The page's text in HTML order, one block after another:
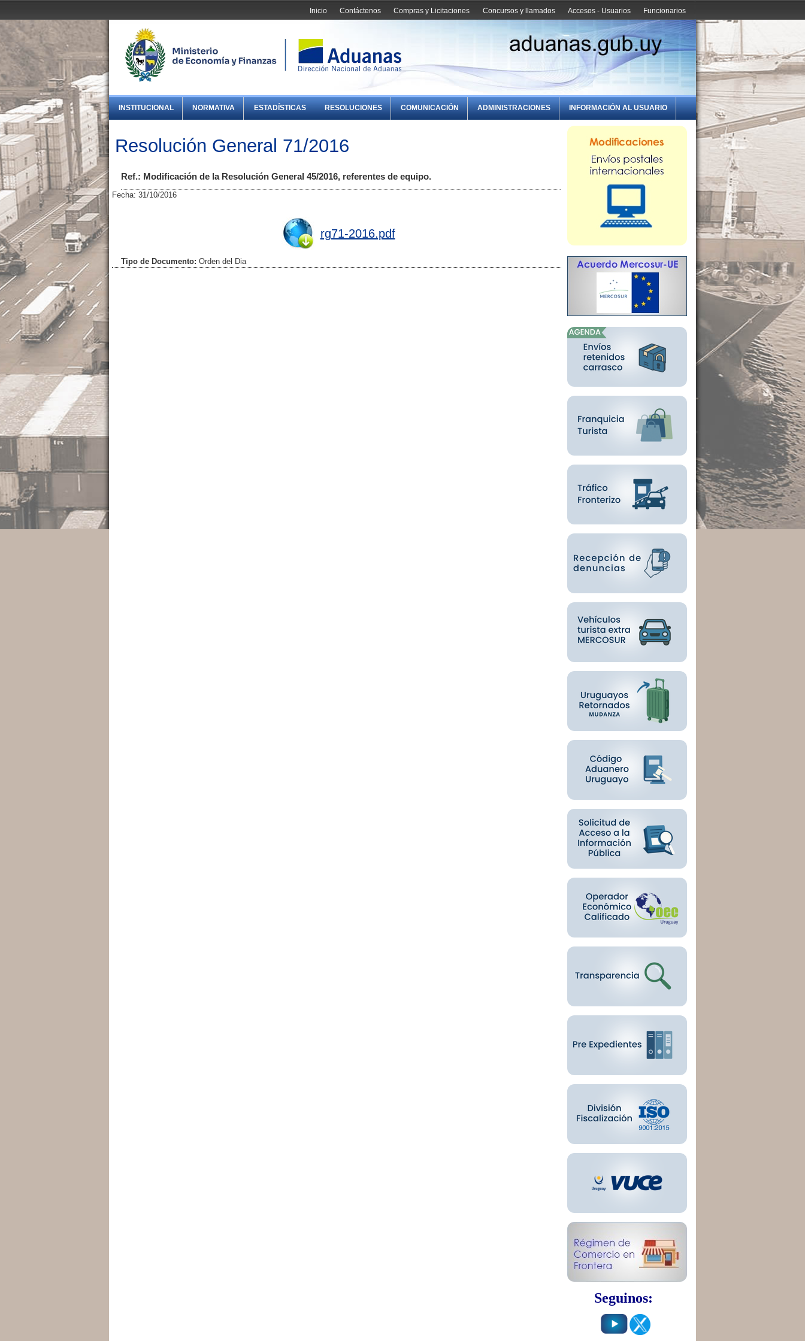
Funcionarios
Accesos - Usuarios
Concursos y llamados
Compras y Licitaciones
Contáctenos
Inicio
INSTITUCIONAL NORMATIVA ESTADÍSTICAS RESOLUCIONES COMUNICACIÓN ADMINISTRACIONES INFORMACIÓN AL USUARIO
Resolución General 71/2016
Ref.: Modificación de la Resolución General 45/2016, referentes de equipo.
Fecha: 31/10/2016
rg71-2016.pdf
Tipo de Documento: Orden del Dia
Seguinos: